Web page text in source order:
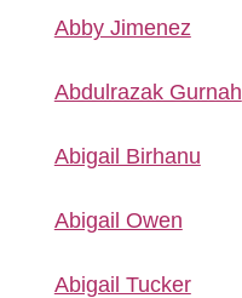
Abby Jimenez
Abdulrazak Gurnah
Abigail Birhanu
Abigail Owen
Abigail Tucker